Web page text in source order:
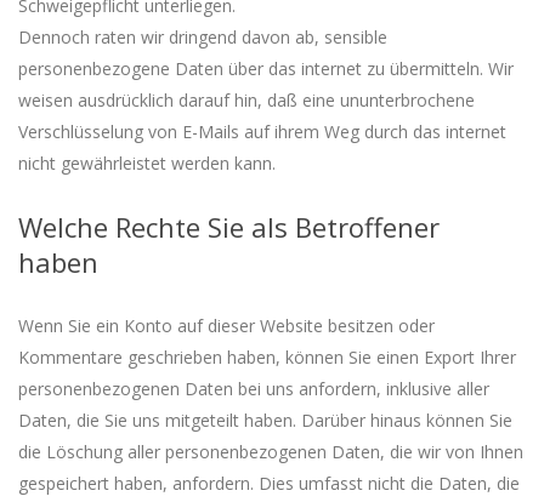
Schweigepflicht unterliegen.
Dennoch raten wir dringend davon ab, sensible
personenbezogene Daten über das internet zu übermitteln. Wir
weisen ausdrücklich darauf hin, daß eine ununterbrochene
Verschlüsselung von E-Mails auf ihrem Weg durch das internet
nicht gewährleistet werden kann.
Welche Rechte Sie als Betroffener
haben
Wenn Sie ein Konto auf dieser Website besitzen oder
Kommentare geschrieben haben, können Sie einen Export Ihrer
personenbezogenen Daten bei uns anfordern, inklusive aller
Daten, die Sie uns mitgeteilt haben. Darüber hinaus können Sie
die Löschung aller personenbezogenen Daten, die wir von Ihnen
gespeichert haben, anfordern. Dies umfasst nicht die Daten, die